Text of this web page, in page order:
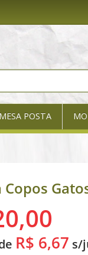
MESA POSTA
Copos
R$ 6,67 s/